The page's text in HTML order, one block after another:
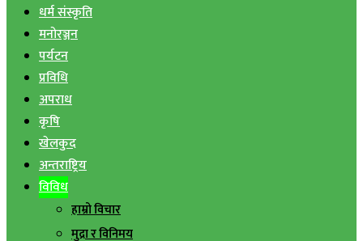
धर्म संस्कृति
मनोरञ्जन
पर्यटन
प्रविधि
अपराध
कृषि
खेलकुद
अन्तराष्ट्रिय
विविध
हाम्रो विचार
मुद्रा र विनिमय